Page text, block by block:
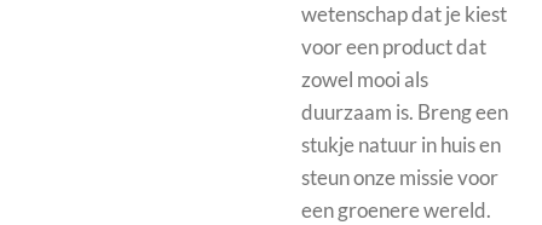
wetenschap dat je kiest
voor een product dat
zowel mooi als
duurzaam is. Breng een
stukje natuur in huis en
steun onze missie voor
een groenere wereld.